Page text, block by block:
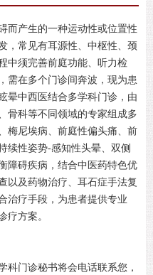
产生的一种运动性或位置性
，常见有耳源性、中枢性、颈
中须完善前庭功能、听力检
需在多个门诊间奔波，现为患
晕中西医结合多学科门诊，由
骨科等不同领域的专家组成多
梅尼埃病、前庭性偏头痛、前
续性姿势-感知性头晕、双侧
障碍疾病，结合中医药特色优
以及药物治疗、耳石症手法复
治疗手段，为患者提供专业
疗方案。
门诊秘书将会电话联系您，